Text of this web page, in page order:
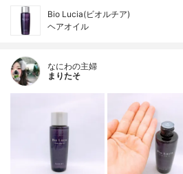
Bio Lucia(ビオルチア)
ヘアオイル
なにわの主婦
まりたそ